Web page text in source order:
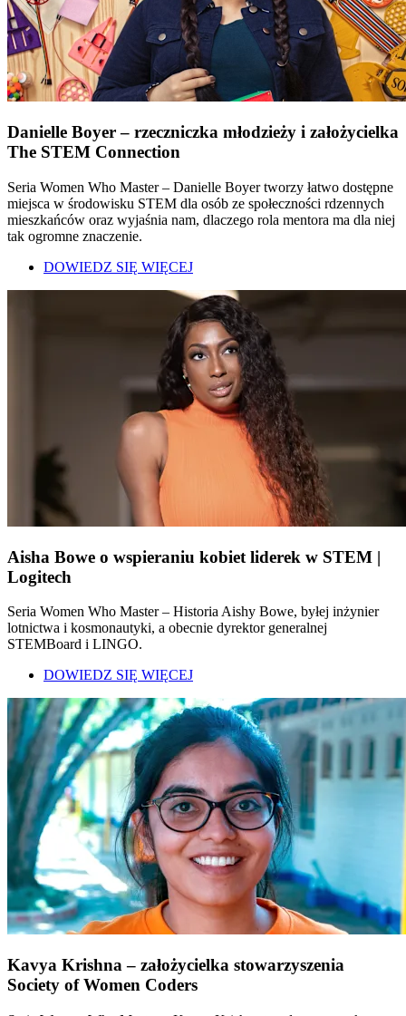
Danielle Boyer – rzeczniczka młodzieży i założycielka
The STEM Connection
Seria Women Who Master – Danielle Boyer tworzy łatwo dostępne
miejsca w środowisku STEM dla osób ze społeczności rdzennych
mieszkańców oraz wyjaśnia nam, dlaczego rola mentora ma dla niej
tak ogromne znaczenie.
DOWIEDZ SIĘ WIĘCEJ
Aisha Bowe o wspieraniu kobiet liderek w STEM |
Logitech
Seria Women Who Master – Historia Aishy Bowe, byłej inżynier
lotnictwa i kosmonautyki, a obecnie dyrektor generalnej
STEMBoard i LINGO.
DOWIEDZ SIĘ WIĘCEJ
Kavya Krishna – założycielka stowarzyszenia
Society of Women Coders